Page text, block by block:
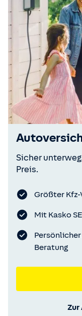
Sicher
Preis.
Größter
Mit Kasko
Beratung
Zur